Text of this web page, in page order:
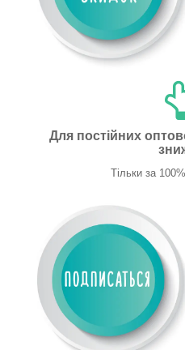
Для постійних
Тільки за